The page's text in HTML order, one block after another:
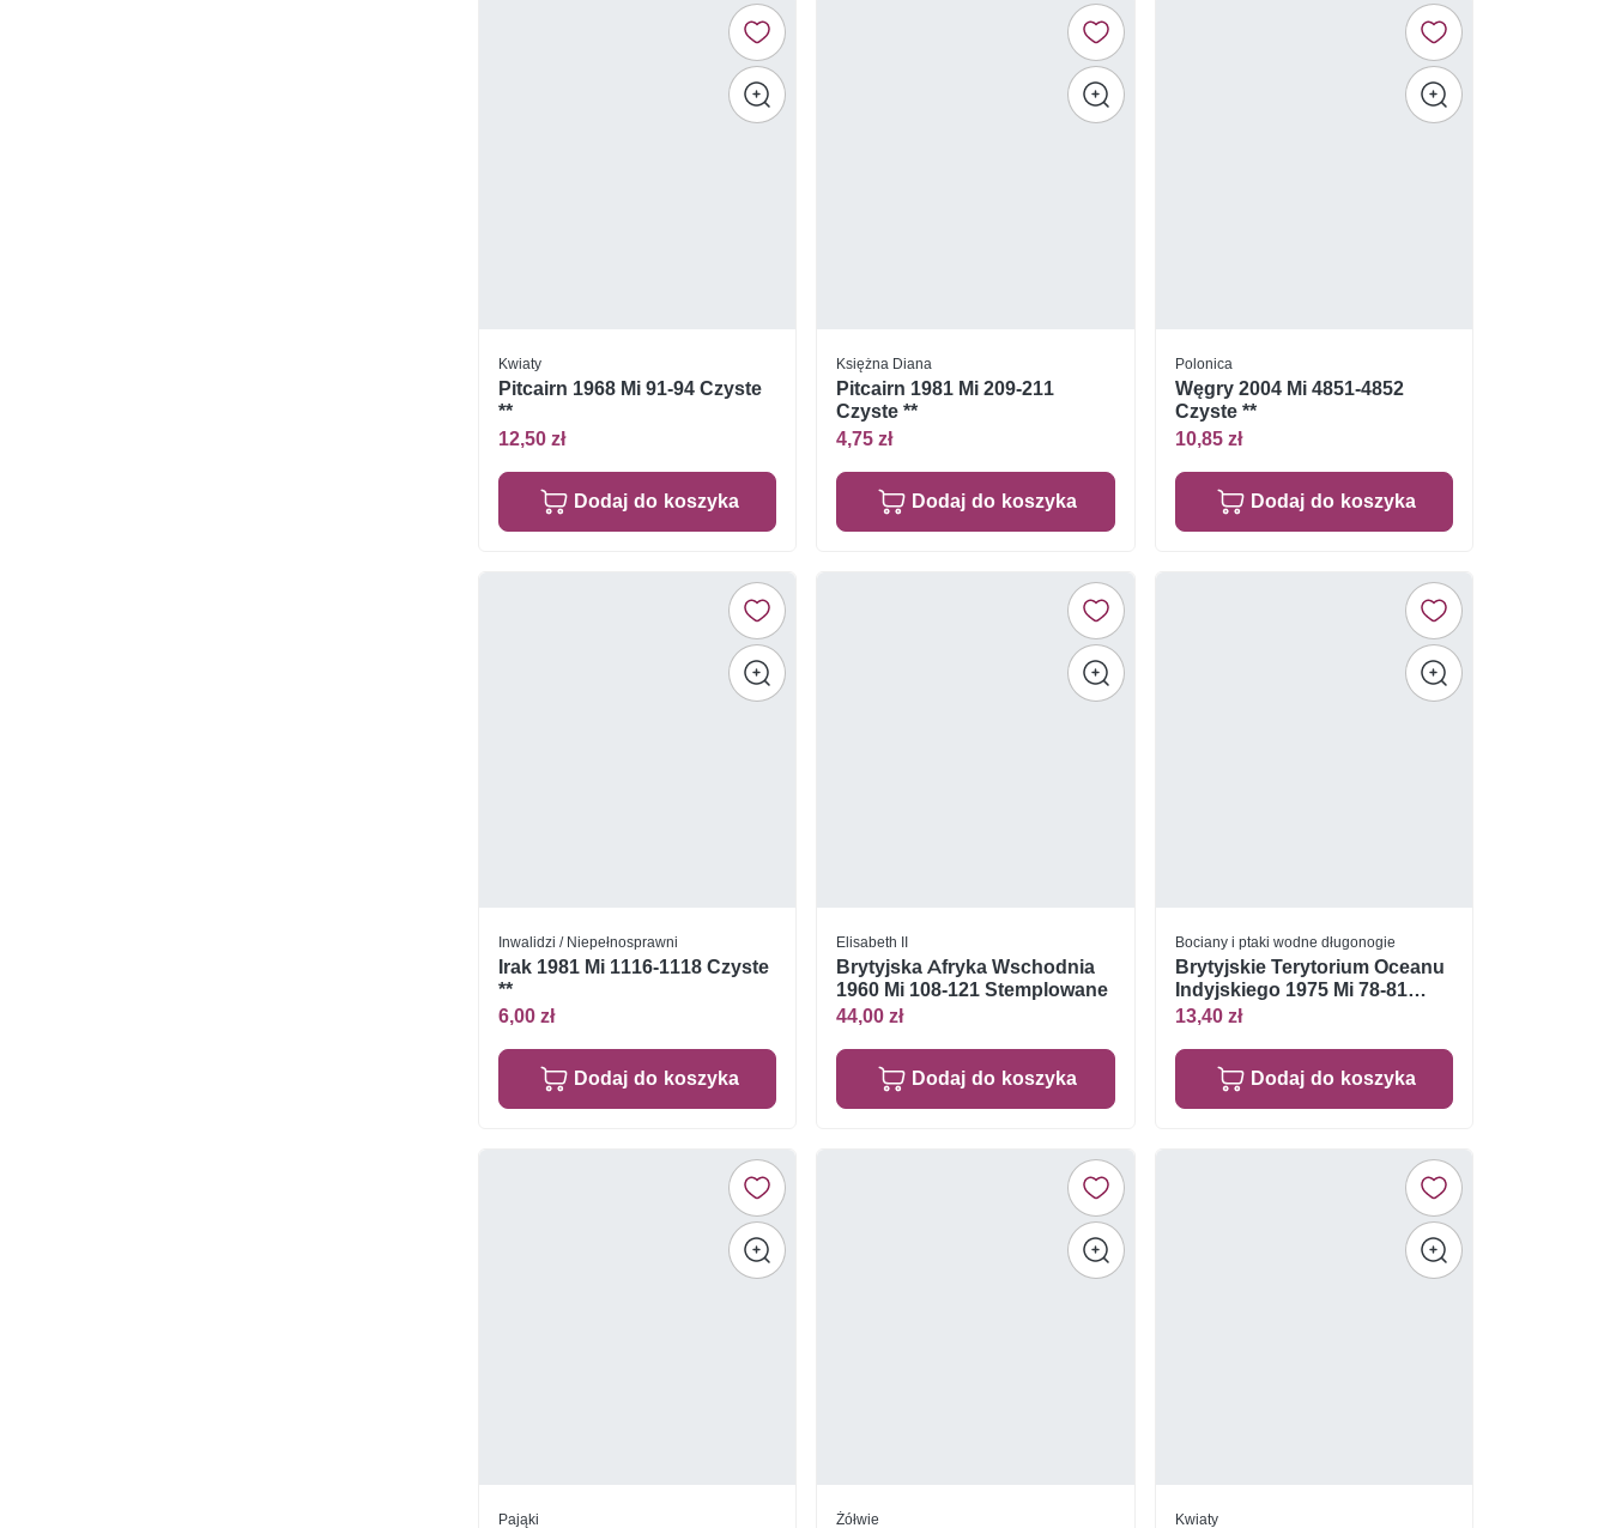
Kwiaty
Pitcairn 1968 Mi 91-94 Czyste
**
12,50 zł
Dodaj do koszyka
Księżna Diana
Pitcairn 1981 Mi 209-211
Czyste **
4,75 zł
Dodaj do koszyka
Polonica
Węgry 2004 Mi 4851-4852
Czyste **
10,85 zł
Dodaj do koszyka
Inwalidzi / Niepełnosprawni
Irak 1981 Mi 1116-1118 Czyste
**
6,00 zł
Dodaj do koszyka
Elisabeth II
Brytyjska Afryka Wschodnia
1960 Mi 108-121 Stemplowane
44,00 zł
Dodaj do koszyka
Bociany i ptaki wodne długonogie
Brytyjskie Terytorium Oceanu
Indyjskiego 1975 Mi 78-81
Czyste **
13,40 zł
Dodaj do koszyka
Pająki Żółwie Kwiaty